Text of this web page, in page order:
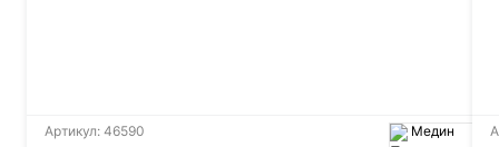
Артикул: 46590 Медин